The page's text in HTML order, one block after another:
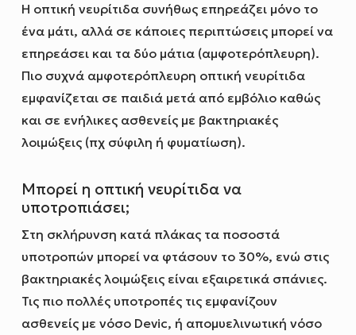
Η οπτική νευρίτιδα συνήθως επηρεάζει μόνο το
ένα μάτι, αλλά σε κάποιες περιπτώσεις μπορεί να
επηρεάσει και τα δύο μάτια (αμφοτερόπλευρη).
Πιο συχνά αμφοτερόπλευρη οπτική νευρίτιδα
εμφανίζεται σε παιδιά μετά από εμβόλιο καθώς
και σε ενήλικες ασθενείς με βακτηριακές
λοιμώξεις (πχ σύφιλη ή φυματίωση).
Μπορεί η οπτική νευρίτιδα να
υποτροπιάσει;
Στη σκλήρυνση κατά πλάκας τα ποσοστά
υποτροπών μπορεί να φτάσουν το 30%, ενώ στις
βακτηριακές λοιμώξεις είναι εξαιρετικά σπάνιες.
Τις πιο πολλές υποτροπές τις εμφανίζουν
ασθενείς με νόσο Devic, ή απομυελινωτική νόσο